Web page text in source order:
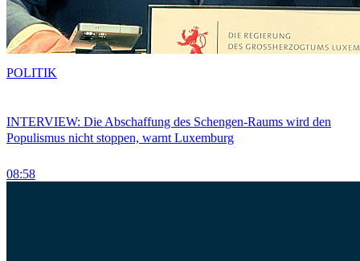
INTERVIEW: Die Abschaffung des Schengen-Raums wird den
Populismus nicht stoppen, warnt Luxemburg
08:58
POLITIK